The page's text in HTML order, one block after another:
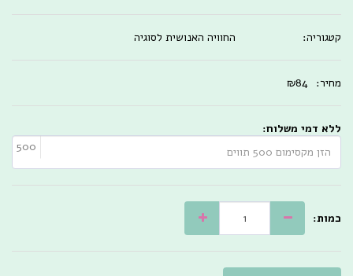
קטגוריה: החוויה האנושית לסוגיה
מחיר: ₪84
ללא דמי משלוח:
500
כמות: